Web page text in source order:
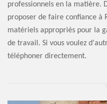
professionnels en la matière.
proposer de faire confiance à
matériels appropriés pour la
de travail. Si vous voulez
téléphoner directement.